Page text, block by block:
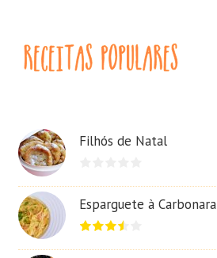
Filhós de Natal
Esparguete à Carbonara